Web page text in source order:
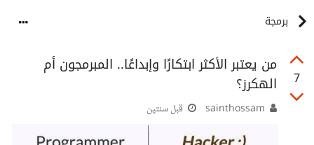
برمجة
7
من يعتبر الأكثر ابتكارًا وإبداعًا.. المبرمجون أم
الهكرز؟
قبل سنتين